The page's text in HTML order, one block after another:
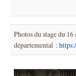
Photos du stage du
départemental :